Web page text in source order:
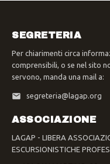
SEGRETERIA
Per chiarimenti circa
comprensibili, o se nel sito
servono, manda una mail a:
segreteria@lagap.org
ASSOCIAZIONE
LAGAP - LIBERA
ESCURSIONISTICHE